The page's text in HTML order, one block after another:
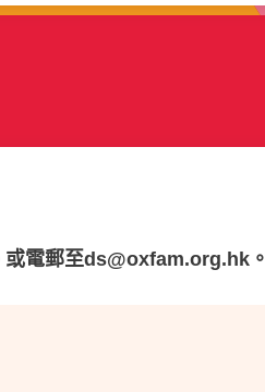
或電郵至ds@oxfam.org.hk 。